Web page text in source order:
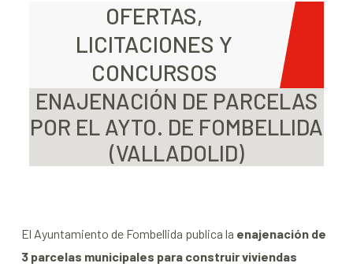
OFERTAS,
LICITACIONES Y
CONCURSOS
ENAJENACIÓN DE PARCELAS
POR EL AYTO. DE FOMBELLIDA
(VALLADOLID)
El Ayuntamiento de Fombellida publica la enajenación de
3 parcelas municipales para construir viviendas